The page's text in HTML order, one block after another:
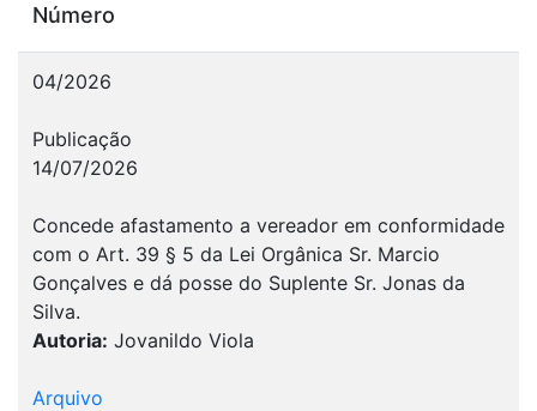
Número
04/2026
Publicação
14/07/2026
Concede afastamento a vereador em conformidade
com o Art. 39 § 5 da Lei Orgânica Sr. Marcio
Gonçalves e dá posse do Suplente Sr. Jonas da
Silva.
Autoria: Jovanildo Viola
Arquivo